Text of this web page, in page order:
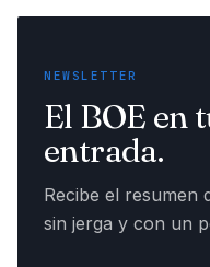
NEWSLETTER
El BOE en
entrada.
Recibe el resumen
sin jerga y con un